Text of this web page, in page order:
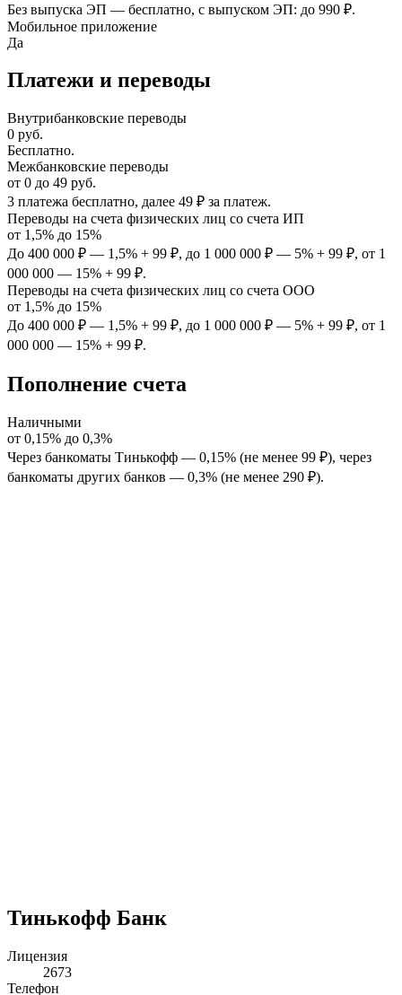
Без выпуска ЭП — бесплатно, с выпуском ЭП: до 990 ₽.
Мобильное приложение
Да
Платежи и переводы
Внутрибанковские переводы
0 руб.
Бесплатно.
Межбанковские переводы
от 0 до 49 руб.
3 платежа бесплатно, далее 49 ₽ за платеж.
Переводы на счета физических лиц со счета ИП
от 1,5% до 15%
До 400 000 ₽ — 1,5% + 99 ₽, до 1 000 000 ₽ — 5% + 99 ₽, от 1
000 000 — 15% + 99 ₽.
Переводы на счета физических лиц со счета ООО
от 1,5% до 15%
До 400 000 ₽ — 1,5% + 99 ₽, до 1 000 000 ₽ — 5% + 99 ₽, от 1
000 000 — 15% + 99 ₽.
Пополнение счета
Наличными
от 0,15% до 0,3%
Через банкоматы Тинькофф — 0,15% (не менее 99 ₽), через
банкоматы других банков — 0,3% (не менее 290 ₽).
Тинькофф Банк
Лицензия
2673
Телефон